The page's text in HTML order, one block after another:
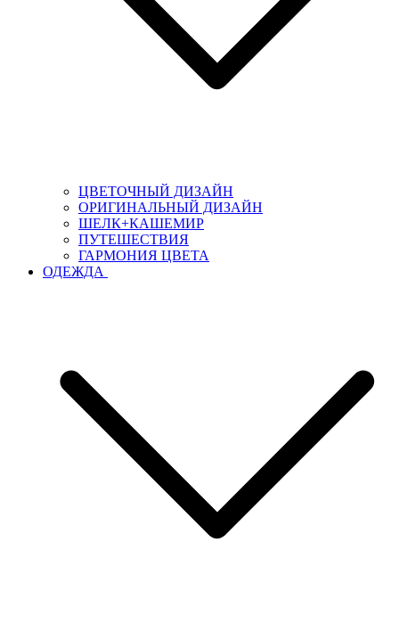
ЦВЕТОЧНЫЙ ДИЗАЙН
ОРИГИНАЛЬНЫЙ ДИЗАЙН
ШЕЛК+КАШЕМИР
ПУТЕШЕСТВИЯ
ГАРМОНИЯ ЦВЕТА
ОДЕЖДА